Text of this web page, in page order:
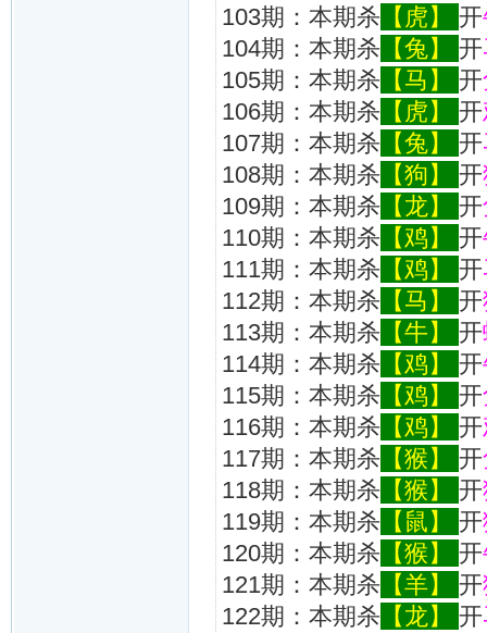
103期：本期杀 【虎】 开
104期：本期杀 【兔】 开
105期：本期杀 【马】 开
106期：本期杀 【虎】 开
107期：本期杀 【兔】 开
108期：本期杀 【狗】 开
109期：本期杀 【龙】 开
110期：本期杀 【鸡】 开
111期：本期杀 【鸡】 开
112期：本期杀 【马】 开
113期：本期杀 【牛】 开
114期：本期杀 【鸡】 开
115期：本期杀 【鸡】 开
116期：本期杀 【鸡】 开
117期：本期杀 【猴】 开
118期：本期杀 【猴】 开
119期：本期杀 【鼠】 开
120期：本期杀 【猴】 开
121期：本期杀 【羊】 开
122期：本期杀 【龙】 开